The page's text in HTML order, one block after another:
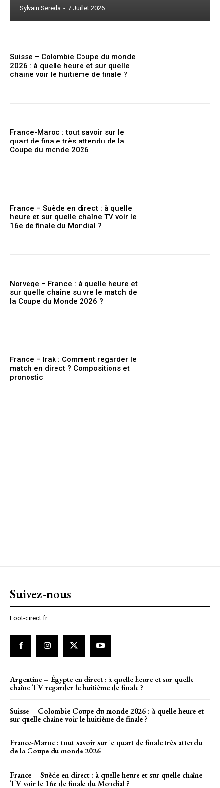
Sylvain Sereda - 7 Juillet 2026
Suisse – Colombie Coupe du monde
2026 : à quelle heure et sur quelle
chaîne voir le huitième de finale ?
France-Maroc : tout savoir sur le
quart de finale très attendu de la
Coupe du monde 2026
France – Suède en direct : à quelle
heure et sur quelle chaîne TV voir le
16e de finale du Mondial ?
Norvège – France : à quelle heure et
sur quelle chaîne suivre le match de
la Coupe du Monde 2026 ?
France – Irak : Comment regarder le
match en direct ? Compositions et
pronostic
Suivez-nous
Foot-direct.fr
Argentine – Égypte en direct : à quelle heure et sur quelle
chaîne TV regarder le huitième de finale ?
Suisse – Colombie Coupe du monde 2026 : à quelle heure et
sur quelle chaîne voir le huitième de finale ?
France-Maroc : tout savoir sur le quart de finale très attendu
de la Coupe du monde 2026
France – Suède en direct : à quelle heure et sur quelle chaîne
TV voir le 16e de finale du Mondial ?